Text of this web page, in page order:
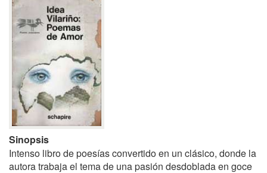
Sinopsis
Intenso libro de poesías convertido en un clásico, donde la
autora trabaja el tema de una pasión desdoblada en goce